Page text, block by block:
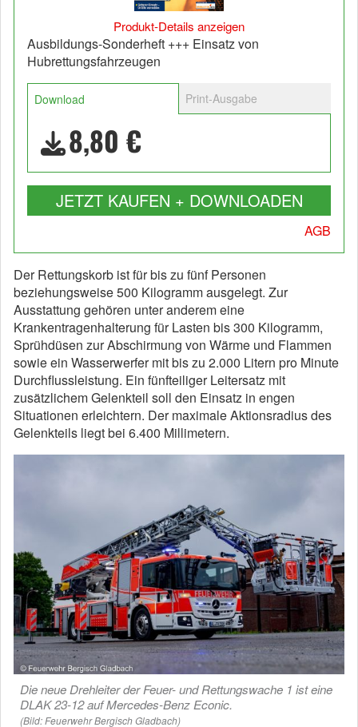
Produkt-Details anzeigen
Ausbildungs-Sonderheft +++ Einsatz von
Hubrettungsfahrzeugen
Download Print-Ausgabe
8,80 €
JETZT KAUFEN + DOWNLOADEN
AGB
Der Rettungskorb ist für bis zu fünf Personen
beziehungsweise 500 Kilogramm ausgelegt. Zur
Ausstattung gehören unter anderem eine
Krankentragenhalterung für Lasten bis 300 Kilogramm,
Sprühdüsen zur Abschirmung von Wärme und Flammen
sowie ein Wasserwerfer mit bis zu 2.000 Litern pro Minute
Durchflussleistung. Ein fünfteiliger Leitersatz mit
zusätzlichem Gelenkteil soll den Einsatz in engen
Situationen erleichtern. Der maximale Aktionsradius des
Gelenkteils liegt bei 6.400 Millimetern.
Die neue Drehleiter der Feuer- und Rettungswache 1 ist eine
DLAK 23-12 auf Mercedes-Benz Econic.
(Bild: Feuerwehr Bergisch Gladbach)